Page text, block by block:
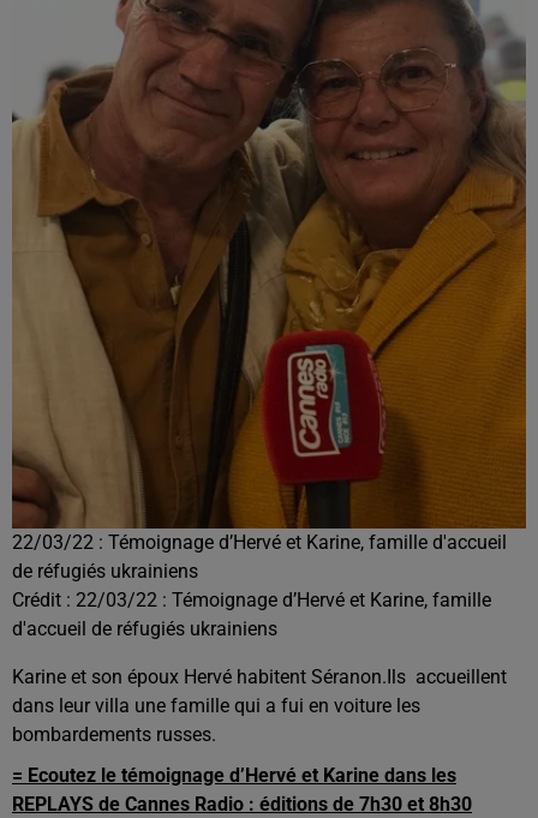
22/03/22 : Témoignage d’Hervé et Karine, famille d'accueil
de réfugiés ukrainiens
Crédit : 22/03/22 : Témoignage d’Hervé et Karine, famille
d'accueil de réfugiés ukrainiens
Karine et son époux Hervé habitent Séranon. Ils accueillent
dans leur villa une famille qui a fui en voiture les
bombardements russes.
= Ecoutez le témoignage d’Hervé et Karine dans les
REPLAYS de Cannes Radio : éditions de 7h30 et 8h30